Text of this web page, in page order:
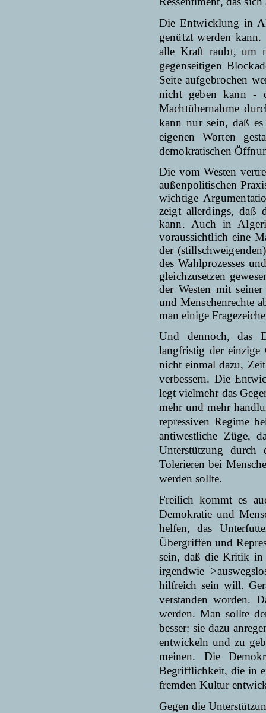
Die Entwicklung in
genützt werden
alle Kraft raubt, um
gegenseitigen
Seite aufgebrochen
nicht geben kann -
Machtübernahme
kann nur sein, daß es
eigenen Worten
demokratischen
Die vom Westen
außenpolitischen
wichtige
zeigt allerdings, daß
kann. Auch in
voraussicht­lich eine
der
des Wahlprozesses
gleichzusetzen
der Westen mit
und Menschenrechte
man einige
Und dennoch, das
langfristig der einzige
nicht einmal dazu,
verbessern. Die
legt viel­mehr das
mehr und mehr
repressiven Regime
antiwestliche Züge,
Unterstützung durch
Tolerieren bei
werden sollte.
Freilich kommt es
Demokratie und
helfen, das
Übergriffen und
sein, daß die Kritik in
irgendwie
hilfreich sein will.
verstanden worden.
werden. Man sollte
besser: sie dazu
entwickeln und zu
meinen. Die
Begrifflichkeit, die in
fremden Kultur
Gegen die